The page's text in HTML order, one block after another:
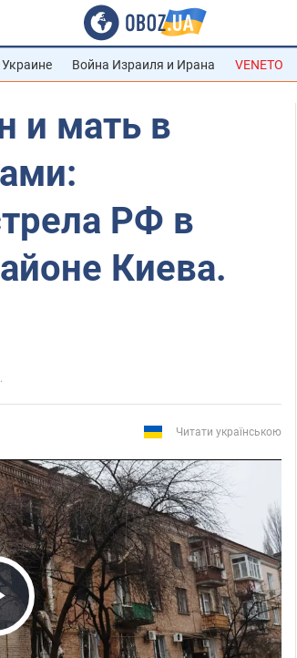
Война Израиля и Ирана VENETO
и мать в
РФ в
Киева.
Читати українською
Video